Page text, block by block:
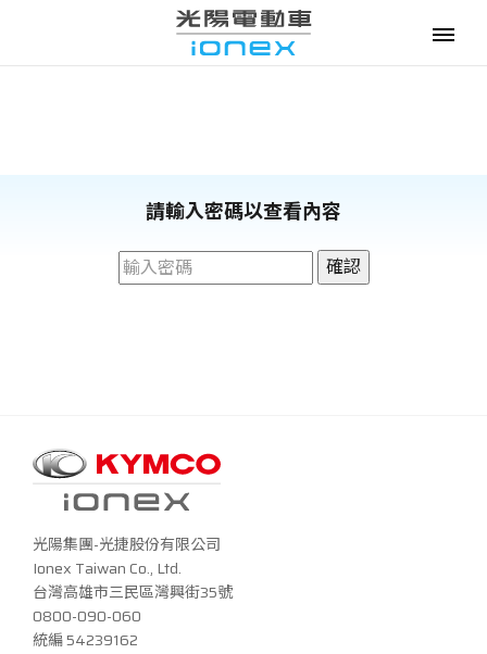
購車優惠
最新消息
換電服務
車主專區
ATR 共享機車
請輸入密碼以查看內容
確認
光陽集團-光捷股份有限公司
Ionex Taiwan Co., Ltd.
台灣高雄市三民區灣興街35號
0800-090-060
統編 54239162